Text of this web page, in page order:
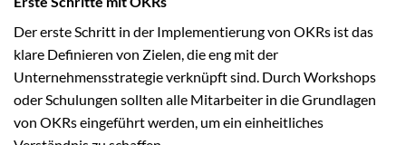
Der erste Schritt in der Implementierung von OKRs ist das
klare Definieren von Zielen, die eng mit der
Unternehmensstrategie verknüpft sind. Durch Workshops
oder Schulungen sollten alle Mitarbeiter in die Grundlagen
von OKRs eingeführt werden, um ein einheitliches